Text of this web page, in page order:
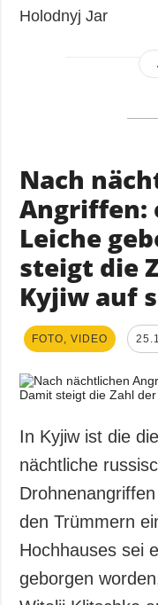
Holodnyj Jar
Nach
Angriffen:
Leiche
steigt die
Kyjiw auf
FOTO, VIDEO
In Kyjiw ist die
nächtliche
den Trümmern
Hochhauses sei
geborgen